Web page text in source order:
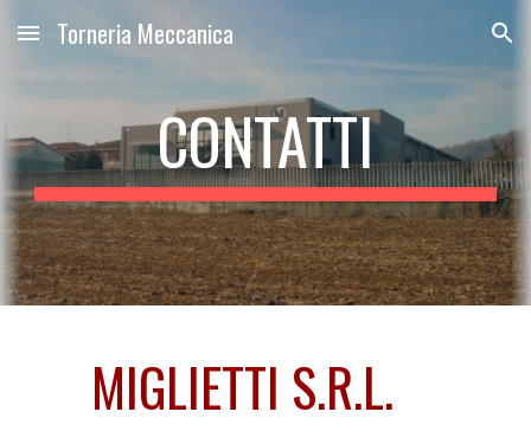
Skip to main content Skip to navigation
Torneria Meccanica
CONTATTI
MIGLIETTI S.R.L.